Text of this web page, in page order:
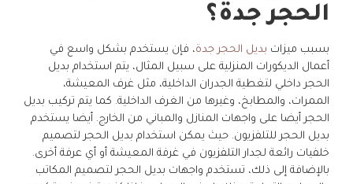
الحجر جدة؟
بسبب ميزات بديل الحجر جدة، فإن يستخدم بشكل واسع في
أعمال الديكورات المنزلية على سبيل المثال، يتم استخدام بديل
الحجر داخلي لتغطية الجدران الداخلية، مثل غرف المعيشة،
الممرات، والمطابخ، وغيرها من الغرف الداخلية. كما يتم تركيب بديل
الحجر أيضا على واجهات المنازل والمباني من الخارج. أيضا يستخدم
بديل الحجر للتلفزيون. حيث يمكن استخدام بديل الحجر لتصميم
خلفيات رائعة لجدار التلفزيون في غرفة المعيشة أو أي عرفة أخرى.
بالإضافة إلى ذلك، تستخدم واجهات بديل الحجر لتصميم المكاتب